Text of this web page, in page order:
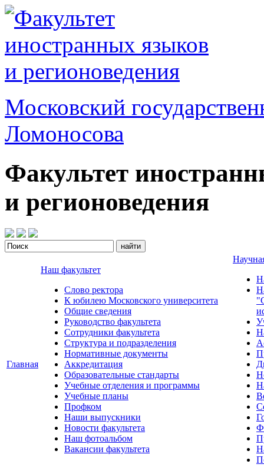
Московский
Ломоносова
Факультет
и регионоведения
Главная
Наш факультет
Слово ректора
К юбилею Московского университета
Общие сведения
Руководство факультета
Сотрудники факультета
Структура и подразделения
Нормативные документы
Аккредитация
Образовательные стандарты
Учебные отделения и программы
Учебные планы
Профком
Наши выпускники
Новости факультета
Наш фотоальбом
Вакансии факультета